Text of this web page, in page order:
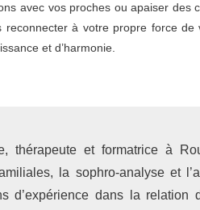
avec vos proches ou apaiser des
à votre propre force de
et d’harmonie.
thérapeute et formatrice à
la sophro-analyse et
d’expérience dans la relation